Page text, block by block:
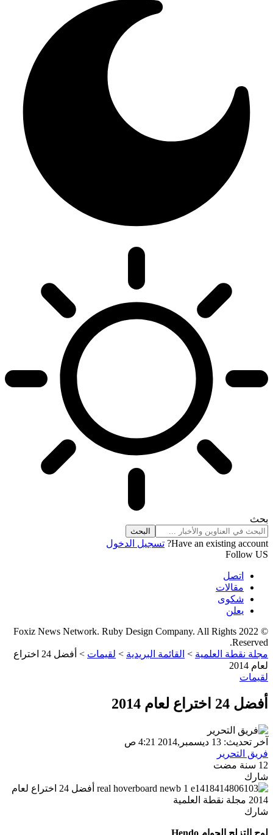
بحث
Have an existing account?
تسجيل الدخول
Follow US
اتصل
مقالات
شكوى
يعلن
© 2022 Foxiz News Network. Ruby Design Company. All Rights
Reserved.
مجلة نقطة العلمية > القائمة البريدية > لقيمات >
أفضل 24 اختراع
لعام 2014
لقيمات
أفضل 24 اختراع لعام 2014
آخر تحديث: 13 ديسمبر,2014 4:21 ص
فريق التحرير
12 سنة مضت
شارك
شارك
لوح التزلج الحوام Hendo